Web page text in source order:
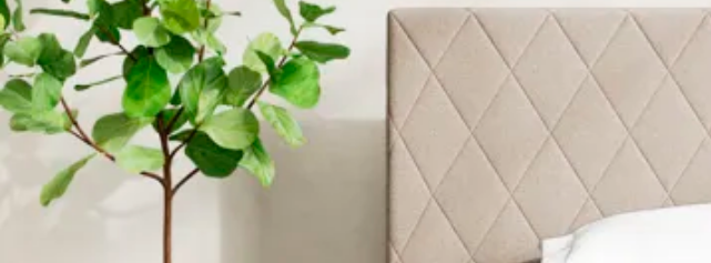
Topmadrasser 120x200
Topmadrasser 90x200
Topmadrasser 80x200
Se flere størrelser
Latex topmadrasser
Latex topmadrasser 180x210
Latex topmadrasser 180x200
Latex topmadrasser 160x200
Latex topmadrasser 140x200
Latex topmadrasser 120x200
Latex topmadrasser 90x200